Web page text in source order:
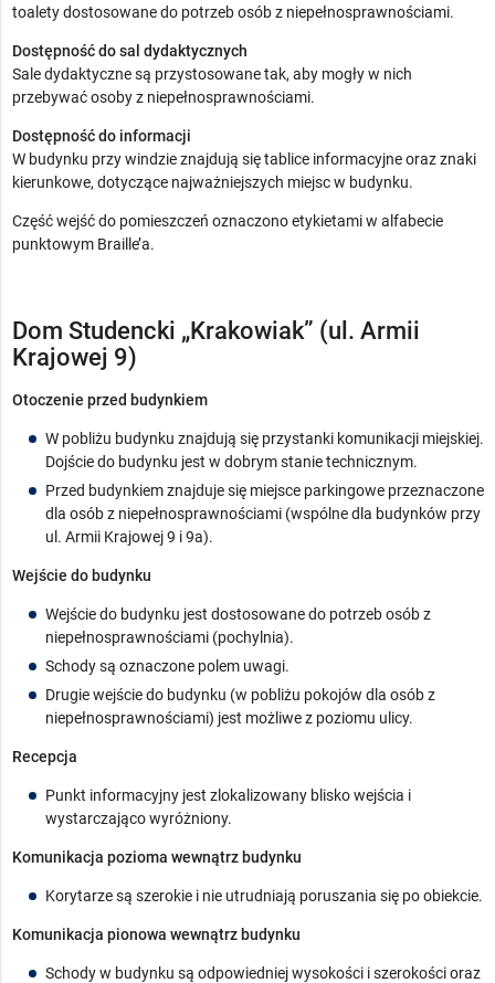
toalety dostosowane do potrzeb osób z niepełnosprawnościami.
Dostępność do sal dydaktycznych
Sale dydaktyczne są przystosowane tak, aby mogły w nich
przebywać osoby z niepełnosprawnościami.
Dostępność do informacji
W budynku przy windzie znajdują się tablice informacyjne oraz znaki
kierunkowe, dotyczące najważniejszych miejsc w budynku.
Część wejść do pomieszczeń oznaczono etykietami w alfabecie
punktowym Braille’a.
Dom Studencki „Krakowiak” (ul. Armii
Krajowej 9)
Otoczenie przed budynkiem
W pobliżu budynku znajdują się przystanki komunikacji miejskiej.
Dojście do budynku jest w dobrym stanie technicznym.
Przed budynkiem znajduje się miejsce parkingowe przeznaczone
dla osób z niepełnosprawnościami (wspólne dla budynków przy
ul. Armii Krajowej 9 i 9a).
Wejście do budynku
Wejście do budynku jest dostosowane do potrzeb osób z
niepełnosprawnościami (pochylnia).
Schody są oznaczone polem uwagi.
Drugie wejście do budynku (w pobliżu pokojów dla osób z
niepełnosprawnościami) jest możliwe z poziomu ulicy.
Recepcja
Punkt informacyjny jest zlokalizowany blisko wejścia i
wystarczająco wyróżniony.
Komunikacja pozioma wewnątrz budynku
Korytarze są szerokie i nie utrudniają poruszania się po obiekcie.
Komunikacja pionowa wewnątrz budynku
Schody w budynku są odpowiedniej wysokości i szerokości oraz